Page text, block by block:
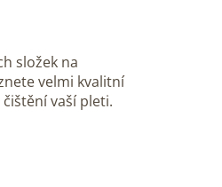
složek na
velmi kvalitní
vaší pleti.